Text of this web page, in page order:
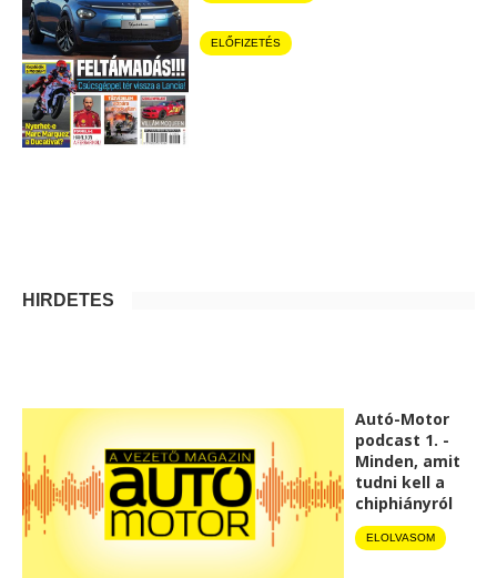
ELŐFIZETÉS
HIRDETÉS
Autó-Motor
podcast 1. -
Minden, amit
tudni kell a
chiphiányról
ELOLVASOM